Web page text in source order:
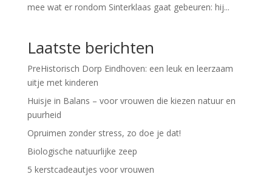
mee wat er rondom Sinterklaas gaat gebeuren: hij...
Laatste berichten
PreHistorisch Dorp Eindhoven: een leuk en leerzaam
uitje met kinderen
Huisje in Balans – voor vrouwen die kiezen natuur en
puurheid
Opruimen zonder stress, zo doe je dat!
Biologische natuurlijke zeep
5 kerstcadeautjes voor vrouwen